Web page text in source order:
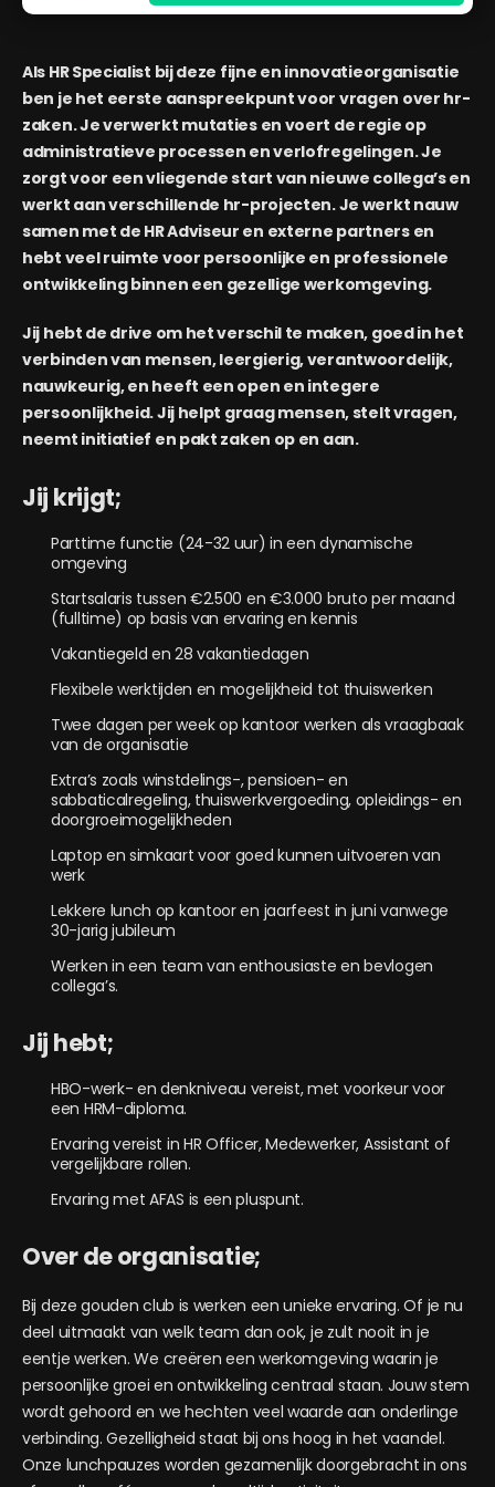
Als HR Specialist bij deze fijne en innovatieorganisatie
ben je het eerste aanspreekpunt voor vragen over hr-
zaken. Je verwerkt mutaties en voert de regie op
administratieve processen en verlofregelingen. Je
zorgt voor een vliegende start van nieuwe collega’s en
werkt aan verschillende hr-projecten. Je werkt nauw
samen met de HR Adviseur en externe partners en
hebt veel ruimte voor persoonlijke en professionele
ontwikkeling binnen een gezellige werkomgeving.
Jij hebt de drive om het verschil te maken, goed in het
verbinden van mensen, leergierig, verantwoordelijk,
nauwkeurig, en heeft een open en integere
persoonlijkheid. Jij helpt graag mensen, stelt vragen,
neemt initiatief en pakt zaken op en aan.
Jij krijgt;
Parttime functie (24-32 uur) in een dynamische
omgeving
Startsalaris tussen €2.500 en €3.000 bruto per maand
(fulltime) op basis van ervaring en kennis
Vakantiegeld en 28 vakantiedagen
Flexibele werktijden en mogelijkheid tot thuiswerken
Twee dagen per week op kantoor werken als vraagbaak
van de organisatie
Extra’s zoals winstdelings-, pensioen- en
sabbaticalregeling, thuiswerkvergoeding, opleidings- en
doorgroeimogelijkheden
Laptop en simkaart voor goed kunnen uitvoeren van
werk
Lekkere lunch op kantoor en jaarfeest in juni vanwege
30-jarig jubileum
Werken in een team van enthousiaste en bevlogen
collega’s.
Jij hebt;
HBO-werk- en denkniveau vereist, met voorkeur voor
een HRM-diploma.
Ervaring vereist in HR Officer, Medewerker, Assistant of
vergelijkbare rollen.
Ervaring met AFAS is een pluspunt.
Over de organisatie;
Bij deze gouden club is werken een unieke ervaring. Of je nu
deel uitmaakt van welk team dan ook, je zult nooit in je
eentje werken. We creëren een werkomgeving waarin je
persoonlijke groei en ontwikkeling centraal staan. Jouw stem
wordt gehoord en we hechten veel waarde aan onderlinge
verbinding. Gezelligheid staat bij ons hoog in het vaandel.
Onze lunchpauzes worden gezamenlijk doorgebracht in ons